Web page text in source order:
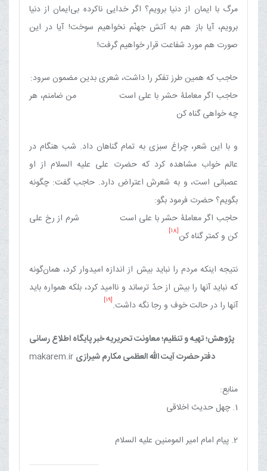
مرگ با ایمان از دنیا برویم؟ اگر خدایی ناکرده بی‌ایمان از دنیا
برویم، آیا باز هم به آتش جهنّم نخواهیم سوخت! آیا در این
صورت هم مورد شفاعت قرار خواهیم گرفت!
حاجب که همین طرز تفکر را داشت، شعری بدین مضمون سرود:
حاجب اگر معاملۀ حشر با علی است‏ من ضامنم، هر
چه خواهی گناه کن‏
و با این شعر، چراغ سبزی به تمام گناهان داد. شب هنگام در
عالم خواب مشاهده کرد که حضرت علی علیه السلام از او
عصبانی است، و به شعرش اعتراض دارد. حاجب گفت: چگونه
بگویم؟ حضرت فرمود بگو:
حاجب اگر معاملۀ حشر با علی است‏ شرم از رخ علی
کن و کمتر گناه کن‏[18]
نتیجه اینکه مردم را نباید بیش از اندازه امیدوار کرد، همان‌گونه
که نباید آنها را بیش از حدّ ترساند و ناامید کرد، بلکه همواره باید
آنها را در حالت خوف و رجا نگه داشت.[19]
پژوهش؛ تهیه و تنظیم؛ معاونت تحریریه خبر پایگاه اطلاع رسانی
دفتر حضرت آیت الله العظمی مکارم شیرازی makarem.ir
منابع:
1. چهل حدیث اخلاقی
2. پیام امام امیر المومنین علیه السلام